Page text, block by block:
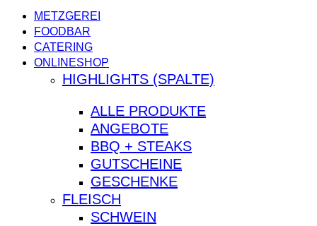
Close
Menu
METZGEREI
FOODBAR
CATERING
ONLINESHOP
HIGHLIGHTS (SPALTE)
ALLE PRODUKTE
ANGEBOTE
BBQ + STEAKS
GUTSCHEINE
GESCHENKE
FLEISCH
SCHWEIN